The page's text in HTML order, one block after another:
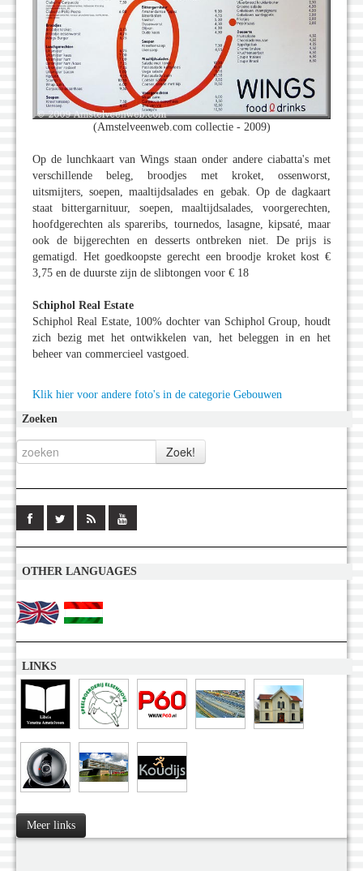
(Amstelveenweb.com collectie - 2009)
Op de lunchkaart van Wings staan onder andere ciabatta's met
verschillende beleg, broodjes met kroket, ossenworst,
uitsmijters, soepen, maaltijdsalades en gebak. Op de dagkaart
staat bittergarnituur, soepen, maaltijdsalades, voorgerechten,
hoofdgerechten als spareribs, tournedos, lasagne, kipsaté, maar
ook de bijgerechten en desserts ontbreken niet. De prijs is
gematigd. Het goedkoopste gerecht een broodje kroket kost €
3,75 en de duurste zijn de slibtongen voor € 18
Schiphol Real Estate
Schiphol Real Estate, 100% dochter van Schiphol Group, houdt
zich bezig met het ontwikkelen van, het beleggen in en het
beheer van commercieel vastgoed.
Klik hier voor andere foto's in de categorie Gebouwen
Zoeken
OTHER LANGUAGES
LINKS
Meer links